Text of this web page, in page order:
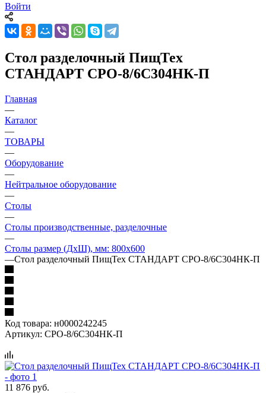
Войти
Стол разделочный ПищТех
СТАНДАРТ СРО-8/6С304НК-П
Главная
—
Каталог
—
ТОВАРЫ
—
Оборудование
—
Нейтральное оборудование
—
Столы
—
Столы производственные, разделочные
—
Столы размер (ДхШ), мм: 800х600
—Стол разделочный ПищТех СТАНДАРТ СРО-8/6С304НК-П
Код товара: н0000242245
Артикул: СРО-8/6С304НК-П
11 876 руб.